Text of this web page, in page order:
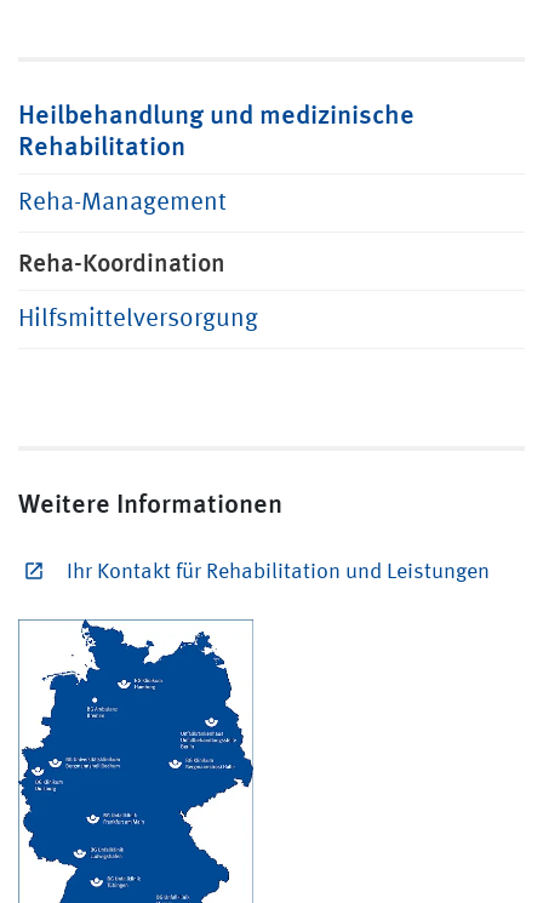
Heilbehandlung und medizinische
Rehabilitation
Reha-Management
Reha-Koordination
Hilfsmittelversorgung
Weitere Informationen
Ihr Kontakt für Rehabilitation und Leistungen